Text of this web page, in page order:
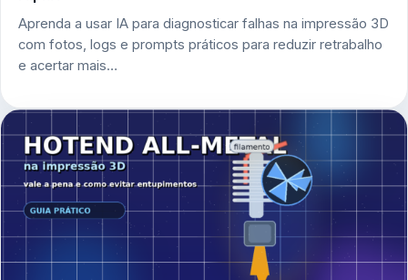
Aprenda a usar IA para diagnosticar falhas na impressão 3D
com fotos, logs e prompts práticos para reduzir retrabalho
e acertar mais…